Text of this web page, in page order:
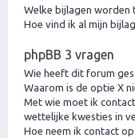
Welke bijlagen
Hoe vind ik al mijn
phpBB 3 vragen
Wie heeft dit forum
Waarom is de optie X
Met wie moet ik
wettelijke kwesties in
Hoe neem ik contact